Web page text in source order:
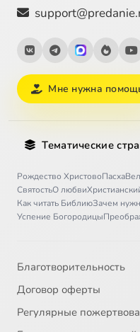
Мне нужна
Тематические
Рождество ХристовоПасха
СвятостьО любви
Как читать БиблиюЗачем
Успение Богородицы
Благотворительность
Договор оферты
Регулярные